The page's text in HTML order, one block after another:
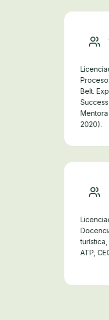
Belt.
2020).
ATP,